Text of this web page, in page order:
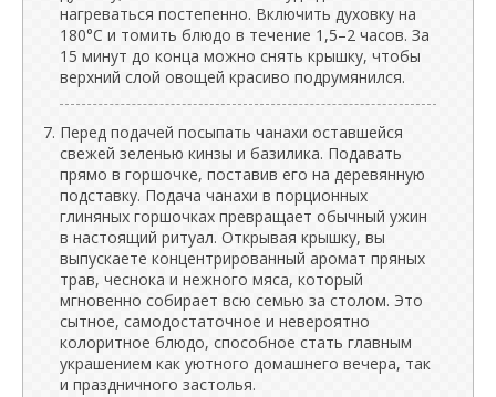
нагреваться постепенно. Включить духовку на
180°C и томить блюдо в течение 1,5–2 часов. За
15 минут до конца можно снять крышку, чтобы
верхний слой овощей красиво подрумянился.
Перед подачей посыпать чанахи оставшейся
свежей зеленью кинзы и базилика. Подавать
прямо в горшочке, поставив его на деревянную
подставку. Подача чанахи в порционных
глиняных горшочках превращает обычный ужин
в настоящий ритуал. Открывая крышку, вы
выпускаете концентрированный аромат пряных
трав, чеснока и нежного мяса, который
мгновенно собирает всю семью за столом. Это
сытное, самодостаточное и невероятно
колоритное блюдо, способное стать главным
украшением как уютного домашнего вечера, так
и праздничного застолья.